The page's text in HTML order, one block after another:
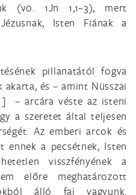
(vö. 1Jn 1,1–3), mert
Isten Fiának a
pillanatától fogva
és – amint Nüsszai
– arcára véste az isteni
a szeretet által teljesen
Az emberi arcok és
ennek a pecsétnek, Isten
visszfényének a
előre meghatározott
álló faj vagyunk.